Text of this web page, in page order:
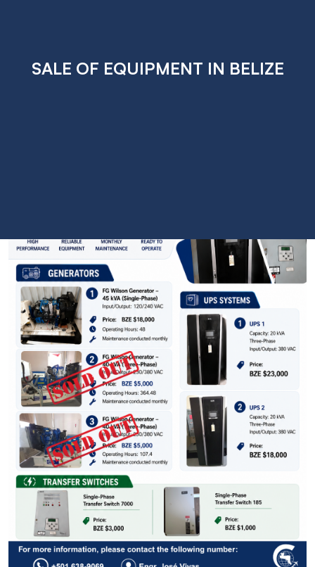
SALE OF EQUIPMENT IN BELIZE